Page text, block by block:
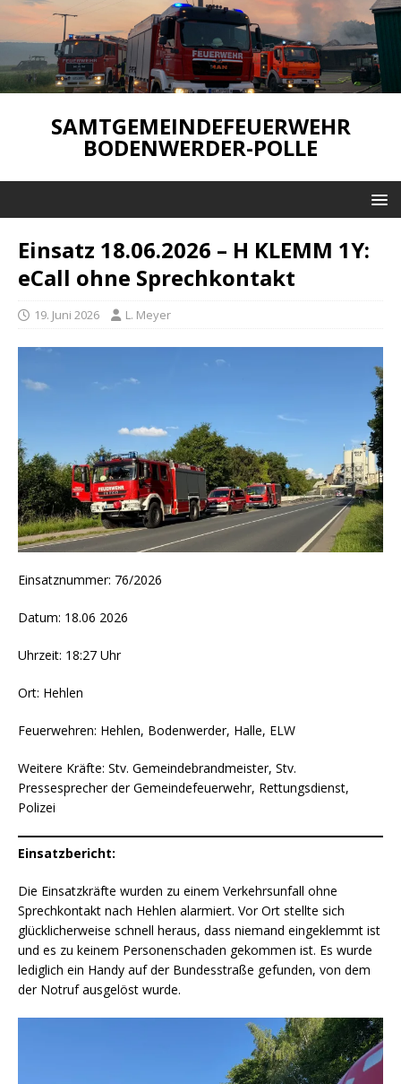
SAMTGEMEINDEFEUERWEHR
BODENWERDER-POLLE
Einsatz 18.06.2026 – H KLEMM 1Y:
eCall ohne Sprechkontakt
19. Juni 2026 L. Meyer
Einsatznummer: 76/2026
Datum: 18.06 2026
Uhrzeit: 18:27 Uhr
Ort: Hehlen
Feuerwehren: Hehlen, Bodenwerder, Halle, ELW
Weitere Kräfte: Stv. Gemeindebrandmeister, Stv.
Pressesprecher der Gemeindefeuerwehr, Rettungsdienst,
Polizei
Einsatzbericht:
Die Einsatzkräfte wurden zu einem Verkehrsunfall ohne
Sprechkontakt nach Hehlen alarmiert. Vor Ort stellte sich
glücklicherweise schnell heraus, dass niemand eingeklemmt ist
und es zu keinem Personenschaden gekommen ist. Es wurde
lediglich ein Handy auf der Bundesstraße gefunden, von dem
der Notruf ausgelöst wurde.